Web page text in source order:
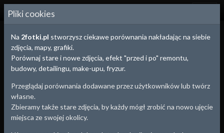
2FOTKI.PL
Pliki cookies
Na 2fotki.pl stworzysz ciekawe porównania nakładając na siebie
zdjęcia, mapy, grafiki.
Porównaj stare i nowe zdjęcia, efekt "przed i po" remontu,
budowy, detailingu, make-upu, fryzur.
Przeglądaj porównania dodawane przez użytkowników lub twórz
własne.
Zbieramy także stare zdjęcia, by każdy mógł zrobić na nowo ujęcie
miejsca ze swojej okolicy.